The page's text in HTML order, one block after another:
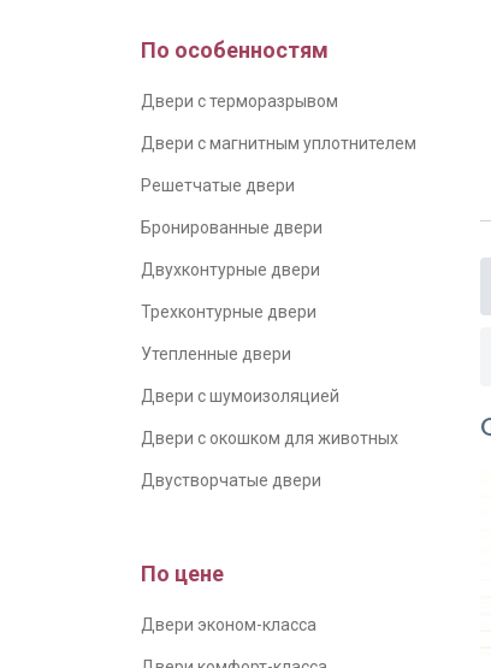
По особенностям
Двери с терморазрывом
Двери с магнитным уплотнителем
Решетчатые двери
Бронированные двери
Двухконтурные двери
Трехконтурные двери
Утепленные двери
Двери с шумоизоляцией
Двери с окошком для животных
Двустворчатые двери
По цене
Двери эконом-класса